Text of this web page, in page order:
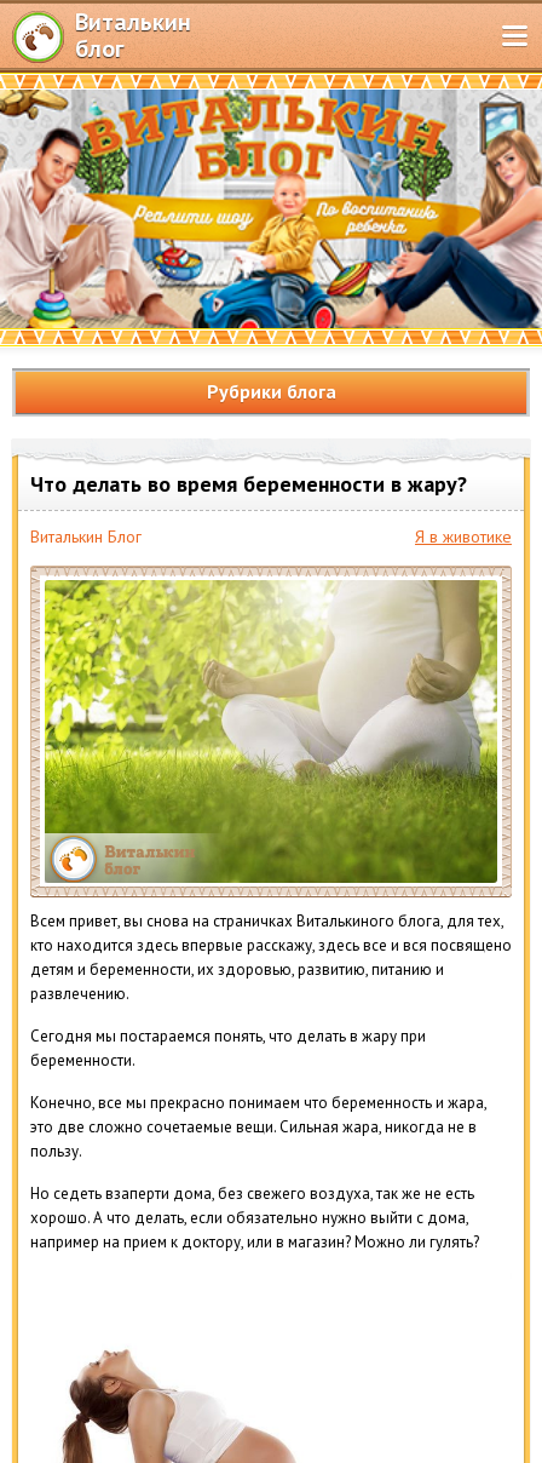
Виталькин
блог
Рубрики блога
Что делать во время беременности в жару?
Виталькин Блог Я в животике
Всем привет, вы снова на страничках Виталькиного блога, для тех,
кто находится здесь впервые расскажу, здесь все и вся посвящено
детям и беременности, их здоровью, развитию, питанию и
развлечению.
Сегодня мы постараемся понять, что делать в жару при
беременности.
Конечно, все мы прекрасно понимаем что беременность и жара,
это две сложно сочетаемые вещи. Сильная жара, никогда не в
пользу.
Но седеть взаперти дома, без свежего воздуха, так же не есть
хорошо. А что делать, если обязательно нужно выйти с дома,
например на прием к доктору, или в магазин? Можно ли гулять?